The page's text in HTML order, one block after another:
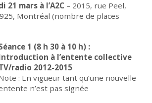
21 mars à l’A2C – 2015, rue Peel,
Montréal (nombre de places
1 (8 h 30 à 10 h) :
à l’entente collective
radio 2012-2015
: En vigueur tant qu’une nouvelle
n’est pas signée